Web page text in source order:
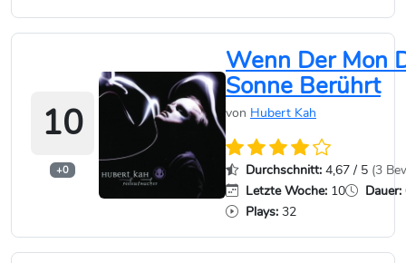
10
+0
Wenn Der Mon
Sonne Berührt
von Hubert Kah
Durchschnitt: 4,67 / 5 (3
Letzte Woche: 10 Dauer:
Plays: 32